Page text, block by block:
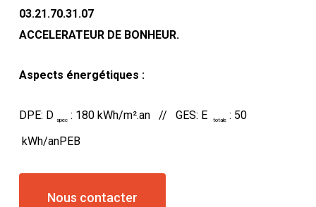
03.21.70.31.07
ACCELERATEUR DE BONHEUR.
Aspects énergétiques :
DPE: D spec : 180 kWh/m².an // GES: E totale : 50
kWh/anPEB
Nous contacter